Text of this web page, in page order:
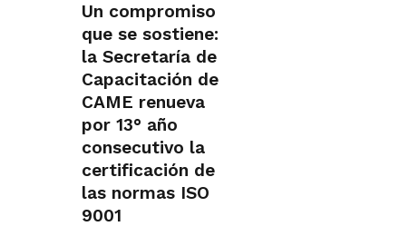
Un compromiso
que se sostiene:
la Secretaría de
Capacitación de
CAME renueva
por 13° año
consecutivo la
certificación de
las normas ISO
9001